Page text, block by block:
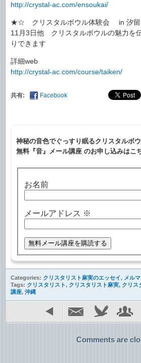
http://crystal-ac.com/ensoukai/
★☆ クリスタルボウル体験会 in
11月3日他 クリスタルボウルの魅力を
りできます
詳細web
http://crystal-ac.com/course/taiken/
共有: Facebook
神秘の音色でぐっすり眠るクリスタルボ
無料『音』メール講座 のお申し込みはこ
お名前
メールアドレス ※
Categories: クリスタリスト麻実のエッセイ, メル
Tags: クリスタリスト, クリスタリスト麻実, クリス
講座, 沖縄
Comments are